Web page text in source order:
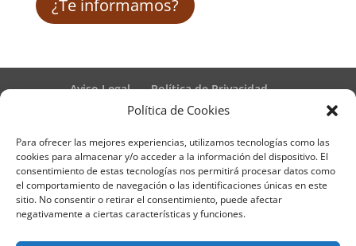
Política de Cookies
Para ofrecer las mejores experiencias, utilizamos tecnologías como las
cookies para almacenar y/o acceder a la información del dispositivo. El
consentimiento de estas tecnologías nos permitirá procesar datos como
el comportamiento de navegación o las identificaciones únicas en este
sitio. No consentir o retirar el consentimiento, puede afectar
negativamente a ciertas características y funciones.
¿Te informamos?
Aviso Legal
Política de Privacidad
Términos y condiciones – Contrato de matrícula
Formulario de Datos necesarios para alta
Métodos de pago SEQURA
Métodos de pago
Formulario de Acción Formativa
Formulario de responsabilidad de APPCC
Plantilla formación bonificada